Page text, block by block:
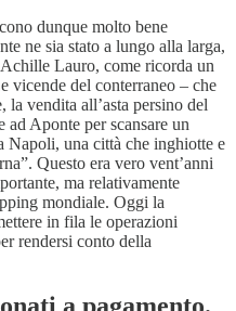
dunque molto bene
ne sia stato a lungo alla larga,
Lauro, come ricorda un
vicende del conterraneo – che
la vendita all’asta persino del
ad Aponte per scansare un
Napoli, una città che inghiotte e
Questo era vero vent’anni
ma relativamente
mondiale. Oggi la
in fila le operazioni
rendersi conto della